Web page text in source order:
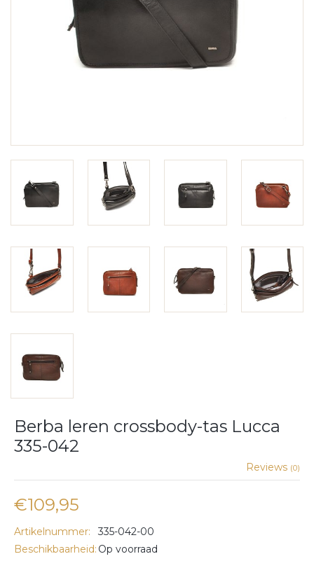
Berba leren crossbody-tas Lucca
335-042
Reviews (0)
€109,95
Artikelnummer:
335-042-00
Beschikbaarheid: Op voorraad